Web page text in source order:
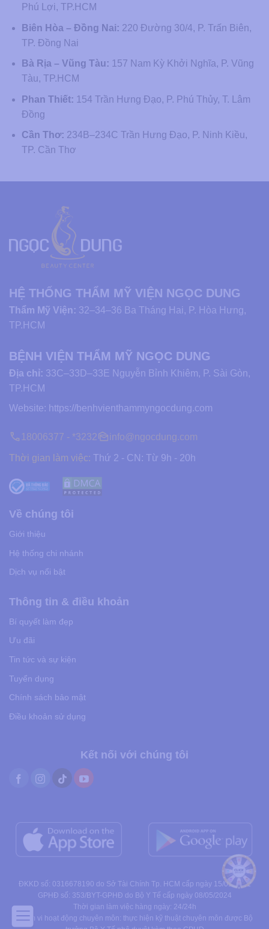
Phú Lợi, TP.HCM
Biên Hòa – Đồng Nai: 220 Đường 30/4, P. Trấn Biên,
TP. Đồng Nai
Bà Rịa – Vũng Tàu: 157 Nam Kỳ Khởi Nghĩa, P. Vũng
Tàu, TP.HCM
Phan Thiết: 154 Trần Hưng Đạo, P. Phú Thủy, T. Lâm
Đồng
Cần Thơ: 234B–234C Trần Hưng Đạo, P. Ninh Kiều,
TP. Cần Thơ
HỆ THỐNG THẨM MỸ VIỆN NGỌC DUNG
Thẩm Mỹ Viện: 32–34–36 Ba Tháng Hai, P. Hòa Hưng,
TP.HCM
BỆNH VIỆN THẨM MỸ NGỌC DUNG
Địa chỉ: 33C–33D–33E Nguyễn Bỉnh Khiêm, P. Sài Gòn,
TP.HCM
Website: https://benhvienthammyngocdung.com
18006377 - *3232 info@ngocdung.com
Thời gian làm việc: Thứ 2 - CN: Từ 9h - 20h
Về chúng tôi
Giới thiệu
Hệ thống chi nhánh
Dịch vụ nổi bật
Thông tin & điều khoản
Bí quyết làm đẹp
Ưu đãi
Tin tức và sự kiện
Tuyển dụng
Chính sách bảo mật
Điều khoản sử dụng
Kết nối với chúng tôi
ĐKKD số: 0316678190 do Sở Tài Chính Tp. HCM cấp ngày 15/01/2021
GPHĐ số: 353/BYT-GPHĐ do Bộ Y Tế cấp ngày 08/05/2024
Thời gian làm việc hàng ngày: 24/24h
Phạm vi hoạt động chuyên môn: thực hiện kỹ thuật chuyên môn được Bộ